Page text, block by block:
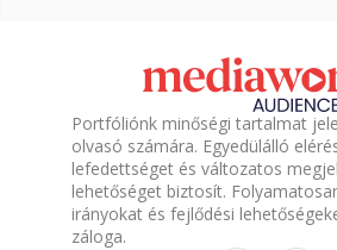
Portfóliónk minőségi tartalmat
olvasó számára. Egyedülálló
lefedettséget és változatos
lehetőséget biztosít.
irányokat és fejlődési
záloga.